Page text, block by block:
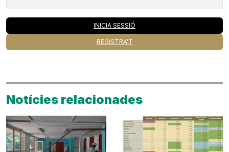
INICIA SESSIÓ
REGISTRA'T
Notícies relacionades